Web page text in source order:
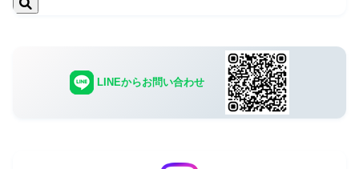
LINEからお問い合わせ